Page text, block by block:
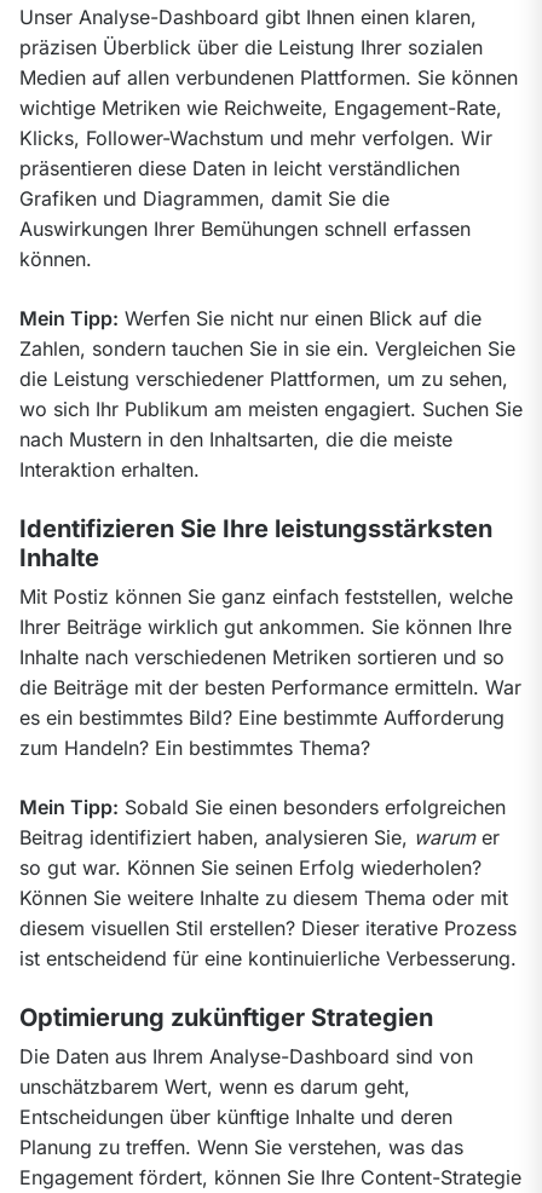
Unser Analyse-Dashboard gibt Ihnen einen klaren,
präzisen Überblick über die Leistung Ihrer sozialen
Medien auf allen verbundenen Plattformen. Sie können
wichtige Metriken wie Reichweite, Engagement-Rate,
Klicks, Follower-Wachstum und mehr verfolgen. Wir
präsentieren diese Daten in leicht verständlichen
Grafiken und Diagrammen, damit Sie die
Auswirkungen Ihrer Bemühungen schnell erfassen
können.
Mein Tipp: Werfen Sie nicht nur einen Blick auf die
Zahlen, sondern tauchen Sie in sie ein. Vergleichen Sie
die Leistung verschiedener Plattformen, um zu sehen,
wo sich Ihr Publikum am meisten engagiert. Suchen Sie
nach Mustern in den Inhaltsarten, die die meiste
Interaktion erhalten.
Identifizieren Sie Ihre leistungsstärksten
Inhalte
Mit Postiz können Sie ganz einfach feststellen, welche
Ihrer Beiträge wirklich gut ankommen. Sie können Ihre
Inhalte nach verschiedenen Metriken sortieren und so
die Beiträge mit der besten Performance ermitteln. War
es ein bestimmtes Bild? Eine bestimmte Aufforderung
zum Handeln? Ein bestimmtes Thema?
Mein Tipp: Sobald Sie einen besonders erfolgreichen
Beitrag identifiziert haben, analysieren Sie, warum er
so gut war. Können Sie seinen Erfolg wiederholen?
Können Sie weitere Inhalte zu diesem Thema oder mit
diesem visuellen Stil erstellen? Dieser iterative Prozess
ist entscheidend für eine kontinuierliche Verbesserung.
Optimierung zukünftiger Strategien
Die Daten aus Ihrem Analyse-Dashboard sind von
unschätzbarem Wert, wenn es darum geht,
Entscheidungen über künftige Inhalte und deren
Planung zu treffen. Wenn Sie verstehen, was das
Engagement fördert, können Sie Ihre Content-Strategie